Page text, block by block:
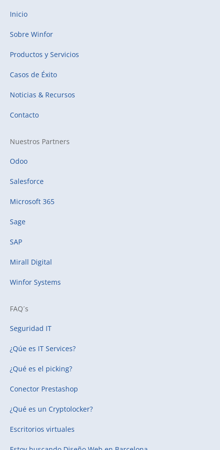
Inicio
Sobre Winfor
Productos y Servicios
Casos de Éxito
Noticias & Recursos
Contacto
Nuestros Partners
Odoo
Salesforce
Microsoft 365
Sage
SAP
Mirall Digital
Winfor Systems
FAQ´s
Seguridad IT
¿Qúe es IT Services?
¿Qué es el picking?
Conector Prestashop
¿Qué es un Cryptolocker?
Escritorios virtuales